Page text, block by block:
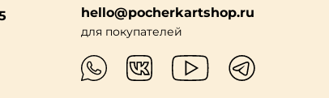
hello@pocherkartshop.ru
для покупателей